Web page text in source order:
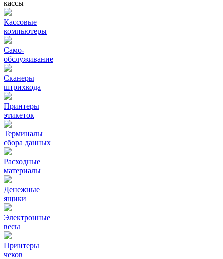
кассы
Кассовые
компьютеры
Само-
обслуживание
Сканеры
штрихкода
Принтеры
этикеток
Терминалы
сбора данных
Расходные
материалы
Денежные
ящики
Электронные
весы
Принтеры
чеков